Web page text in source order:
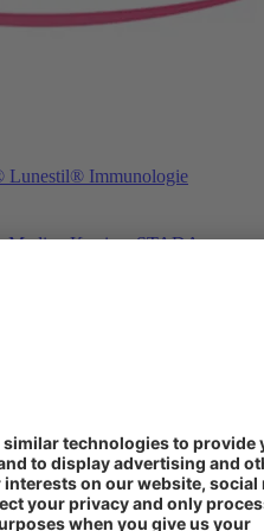
Lunestil® Immunologie
Medien Karriere STADA